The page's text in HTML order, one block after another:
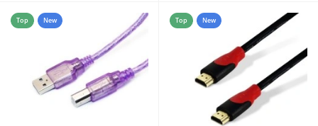
Top New Top New